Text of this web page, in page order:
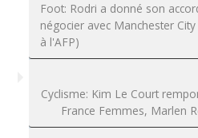
Foot: Rodri a donné son
négocier avec Manchester
à l'AFP)
Cyclisme: Kim Le Court
France Femmes, Marlen